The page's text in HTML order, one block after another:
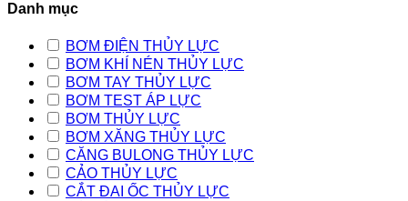
Danh mục
BƠM ĐIỆN THỦY LỰC
BƠM KHÍ NÉN THỦY LỰC
BƠM TAY THỦY LỰC
BƠM TEST ÁP LỰC
BƠM THỦY LỰC
BƠM XĂNG THỦY LỰC
CĂNG BULONG THỦY LỰC
CẢO THỦY LỰC
CẮT ĐAI ỐC THỦY LỰC